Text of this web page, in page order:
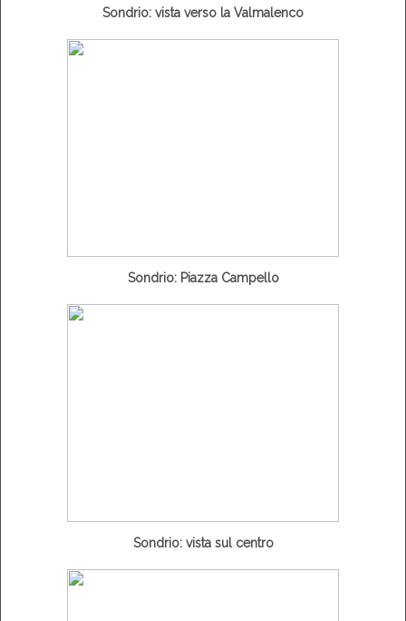
Sondrio: vista verso la Valmalenco
Sondrio: Piazza Campello
Sondrio: vista sul centro